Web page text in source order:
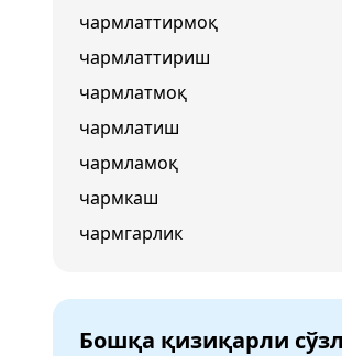
чармлаттирмоқ
чармлаттириш
чармлатмоқ
чармлатиш
чармламоқ
чармкаш
чармгарлик
Бошқа қизиқарли